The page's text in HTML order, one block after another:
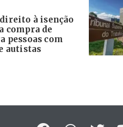
à isenção
compra de
pessoas com
autistas